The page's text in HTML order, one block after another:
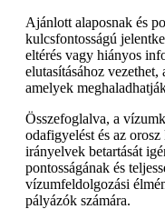
Ajánlott alaposnak és
kulcsfontosságú
eltérés vagy hiányos
elutasításához
amelyek
Összefoglalva, a
odafigyelést és az
irányelvek betartását
pontosságának és
vízumfeldolgozási
pályázók számára.